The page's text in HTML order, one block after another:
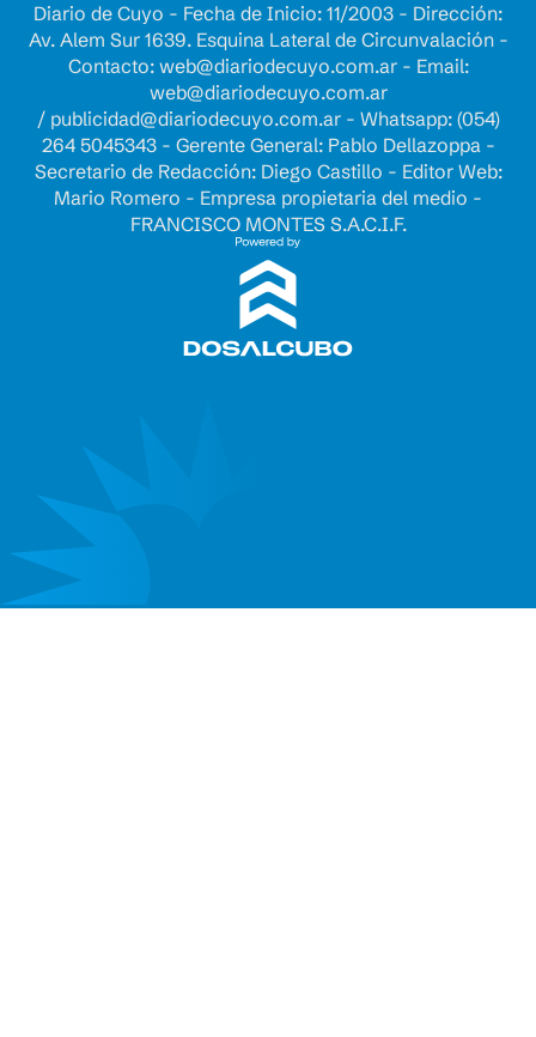
Diario de Cuyo - Fecha de Inicio: 11/2003 - Dirección:
Av. Alem Sur 1639. Esquina Lateral de Circunvalación -
Contacto: web@diariodecuyo.com.ar- Email:
web@diariodecuyo.com.ar
/ publicidad@diariodecuyo.com.ar- Whatsapp: (054)
264 5045343 - Gerente General: Pablo Dellazoppa -
Secretario de Redacción: Diego Castillo - Editor Web:
Mario Romero - Empresa propietaria del medio -
FRANCISCO MONTES S.A.C.I.F.